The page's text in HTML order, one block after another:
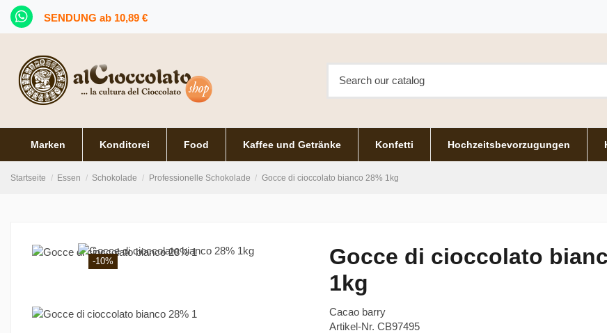
SENDUNG ab 10,89 €
Marken Konditorei Food Kaffee und Getränke Konfetti Hochzeitsbevorzugungen
Startseite Essen Schokolade Professionelle Schokolade Gocce di cioccolato bianco 28% 1kg
-10%
Gocce di cioccolato
1kg
Cacao barry
Artikel-Nr. CB97495